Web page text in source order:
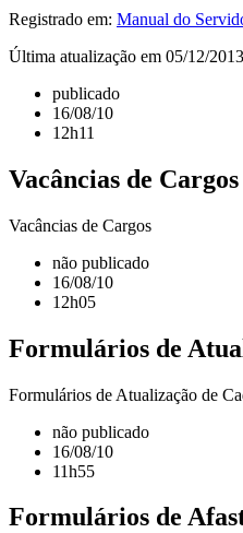
Registrado em: Manual do
Última atualização em 05/12/
publicado
16/08/10
12h11
Vacâncias de Cargos
Vacâncias de Cargos
não publicado
16/08/10
12h05
Formulários de
Formulários de Atualização de
não publicado
16/08/10
11h55
Formulários de